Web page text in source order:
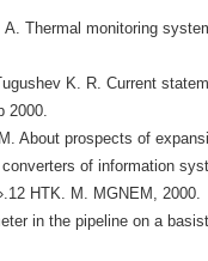
Thermal monitoring
K. R. Current
2000.
About prospects of
of information
HTK. M. MGNEM, 2000.
in the pipeline on a